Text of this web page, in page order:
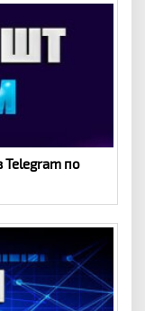
Telegram по